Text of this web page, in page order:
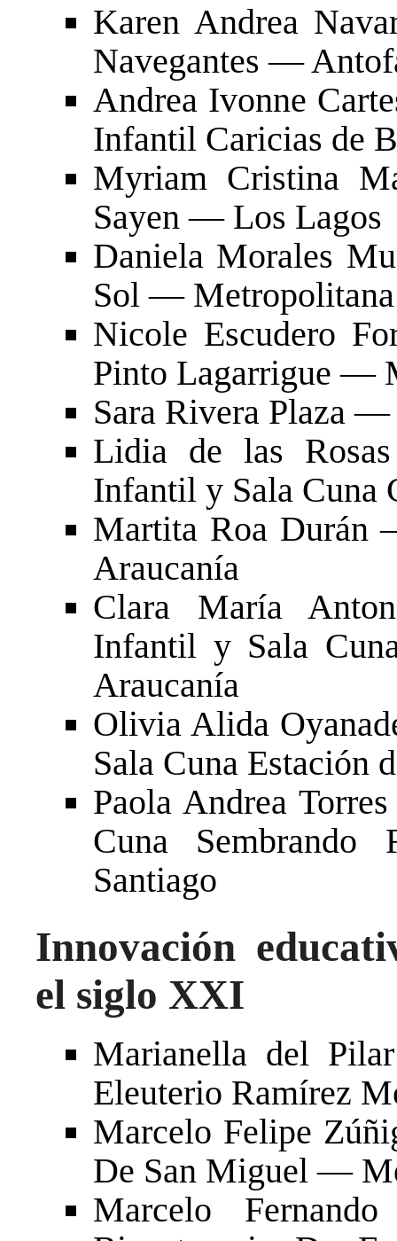
Karen Andrea
Navegantes —
Andrea Ivonne
Infantil Caricias de
Myriam Cristina
Sayen — Los Lagos
Daniela Morales
Sol — Metropolitana
Nicole Escudero
Pinto Lagarrigue —
Sara Rivera Plaza
Lidia de las
Infantil y Sala
Martita Roa
Araucanía
Clara María
Infantil y Sala
Araucanía
Olivia Alida
Sala Cuna Estación
Paola Andrea
Cuna
Santiago
Innovación
el siglo XXI
Marianella del
Eleuterio Ramírez
Marcelo Felipe
De San Miguel —
Marcelo